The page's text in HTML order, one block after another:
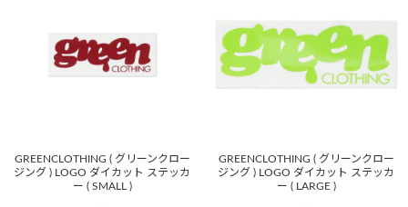
GREENCLOTHING ( グリーンクロー
ジング ) LOGO ダイカット ステッカ
ー ( SMALL )
GREENCLOTHING ( グリーンクロー
ジング ) LOGO ダイカット ステッカ
ー ( LARGE )